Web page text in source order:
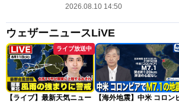
2026.08.10 14:50
ウェザーニュースLiVE
ライブ放送中
【ライブ】最新天気ニュー
【海外地震】中米 コロン